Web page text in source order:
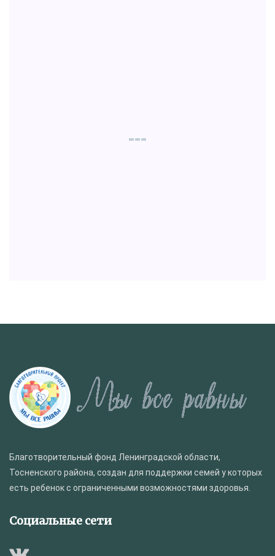
Благотворительный фонд Ленинградской области,
Тосненского района, создан для поддержки семей у которых
есть ребенок с ограниченными возможностями здоровья.
Социальные сети